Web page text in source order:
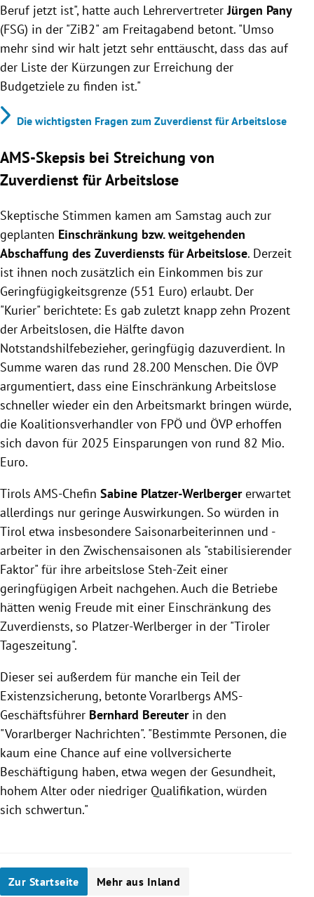
Beruf jetzt ist", hatte auch Lehrervertreter Jürgen Pany
(FSG) in der "ZiB2" am Freitagabend betont. "Umso
mehr sind wir halt jetzt sehr enttäuscht, dass das auf
der Liste der Kürzungen zur Erreichung der
Budgetziele zu finden ist."
Die wichtigsten Fragen zum Zuverdienst für Arbeitslose
AMS-Skepsis bei Streichung von
Zuverdienst für Arbeitslose
Skeptische Stimmen kamen am Samstag auch zur
geplanten Einschränkung bzw. weitgehenden
Abschaffung des Zuverdiensts für Arbeitslose. Derzeit
ist ihnen noch zusätzlich ein Einkommen bis zur
Geringfügigkeitsgrenze (551 Euro) erlaubt. Der
"Kurier" berichtete: Es gab zuletzt knapp zehn Prozent
der Arbeitslosen, die Hälfte davon
Notstandshilfebezieher, geringfügig dazuverdient. In
Summe waren das rund 28.200 Menschen. Die ÖVP
argumentiert, dass eine Einschränkung Arbeitslose
schneller wieder ein den Arbeitsmarkt bringen würde,
die Koalitionsverhandler von FPÖ und ÖVP erhoffen
sich davon für 2025 Einsparungen von rund 82 Mio.
Euro.
Tirols AMS-Chefin Sabine Platzer-Werlbergererwartet
allerdings nur geringe Auswirkungen. So würden in
Tirol etwa insbesondere Saisonarbeiterinnen und -
arbeiter in den Zwischensaisonen als "stabilisierender
Faktor" für ihre arbeitslose Steh-Zeit einer
geringfügigen Arbeit nachgehen. Auch die Betriebe
hätten wenig Freude mit einer Einschränkung des
Zuverdiensts, so Platzer-Werlberger in der "Tiroler
Tageszeitung".
Dieser sei außerdem für manche ein Teil der
Existenzsicherung, betonte Vorarlbergs AMS-
Geschäftsführer Bernhard Bereuter in den
"Vorarlberger Nachrichten". "Bestimmte Personen, die
kaum eine Chance auf eine vollversicherte
Beschäftigung haben, etwa wegen der Gesundheit,
hohem Alter oder niedriger Qualifikation, würden
sich schwertun."
Zur Startseite Mehr aus Inland